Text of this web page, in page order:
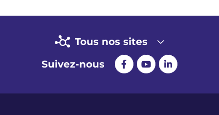
Tous nos sites
Suivez-nous